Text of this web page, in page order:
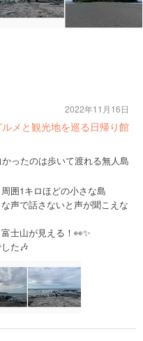
メと観光地を巡る日帰り館
ったのは歩いて渡れる無人島
囲1キロほどの小さな島
声で話さないと声が聞こえな
士山が見える！👀✨
た🎶
2022年11月16日